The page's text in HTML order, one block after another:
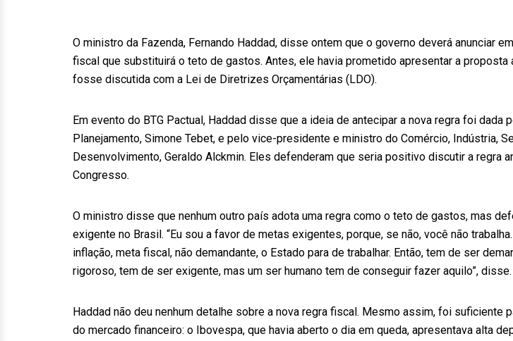
O ministro da Fazenda, Fernando Haddad, disse ontem que o governo deverá anunciar
fiscal que substituirá o teto de gastos. Antes, ele havia prometido apresentar a proposta
fosse discutida com a Lei de Diretrizes Orçamentárias (LDO).
Em evento do BTG Pactual, Haddad disse que a ideia de antecipar a nova regra foi dada
Planejamento, Simone Tebet, e pelo vice-presidente e ministro do Comércio, Indústria,
Desenvolvimento, Geraldo Alckmin. Eles defenderam que seria positivo discutir a regra
Congresso.
O ministro disse que nenhum outro país adota uma regra como o teto de gastos, mas
exigente no Brasil. “Eu sou a favor de metas exigentes, porque, se não, você não
inflação, meta fiscal, não demandante, o Estado para de trabalhar. Então, tem de ser
rigoroso, tem de ser exigente, mas um ser humano tem de conseguir fazer aquilo”, disse.
Haddad não deu nenhum detalhe sobre a nova regra fiscal. Mesmo assim, foi suficiente
do mercado financeiro: o Ibovespa, que havia aberto o dia em queda, apresentava alta